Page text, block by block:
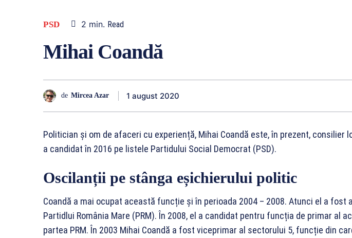
PSD 2 min. Read
Mihai Coandă
de Mircea Azar 1 august 2020
Politician și om de afaceri cu experiență, Mihai Coandă este, în prezent, consilier
a candidat în 2016 pe listele Partidului Social Democrat (PSD).
Oscilanții pe stânga eșichierului politic
Coandă a mai ocupat această funcție și în perioada 2004 – 2008. Atunci el a fost
Partidlui România Mare (PRM). În 2008, el a candidat pentru funcția de primar al
partea PRM. În 2003 Mihai Coandă a fost viceprimar al sectorului 5, funcție din